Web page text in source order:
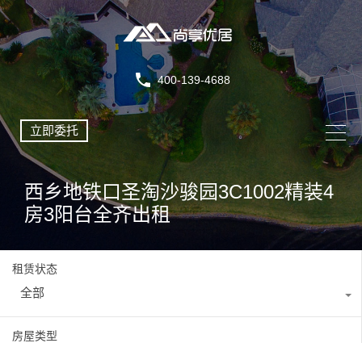
400-139-4688
立即委托
西乡地铁口圣淘沙骏园3C1002精装4
房3阳台全齐出租
租赁状态
全部
房屋类型